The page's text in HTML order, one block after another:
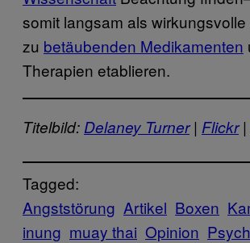
somit langsam als
zu betäubenden Medikamenten
Therapien etablieren.
Titelbild: Delaney Turner| Flickr|
Tagged:
Angststörung Artikel Boxen
inung muay thai Opinion